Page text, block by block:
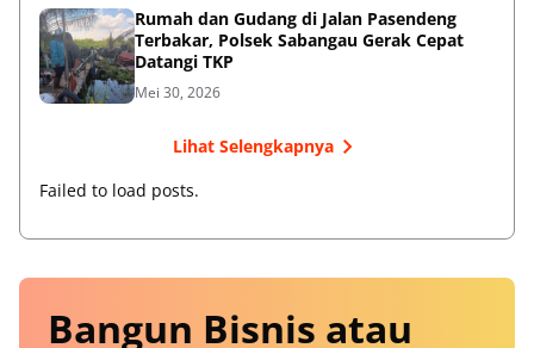
Rumah dan Gudang di Jalan Pasendeng
Terbakar, Polsek Sabangau Gerak Cepat
Datangi TKP
Mei 30, 2026
Lihat Selengkapnya
Failed to load posts.
Bangun Bisnis atau